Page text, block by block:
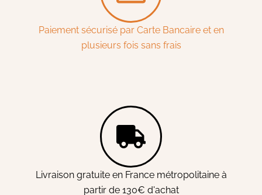
Paiement sécurisé par Carte Bancaire et en
plusieurs fois sans frais
Livraison gratuite en France métropolitaine à
partir de 130€ d'achat